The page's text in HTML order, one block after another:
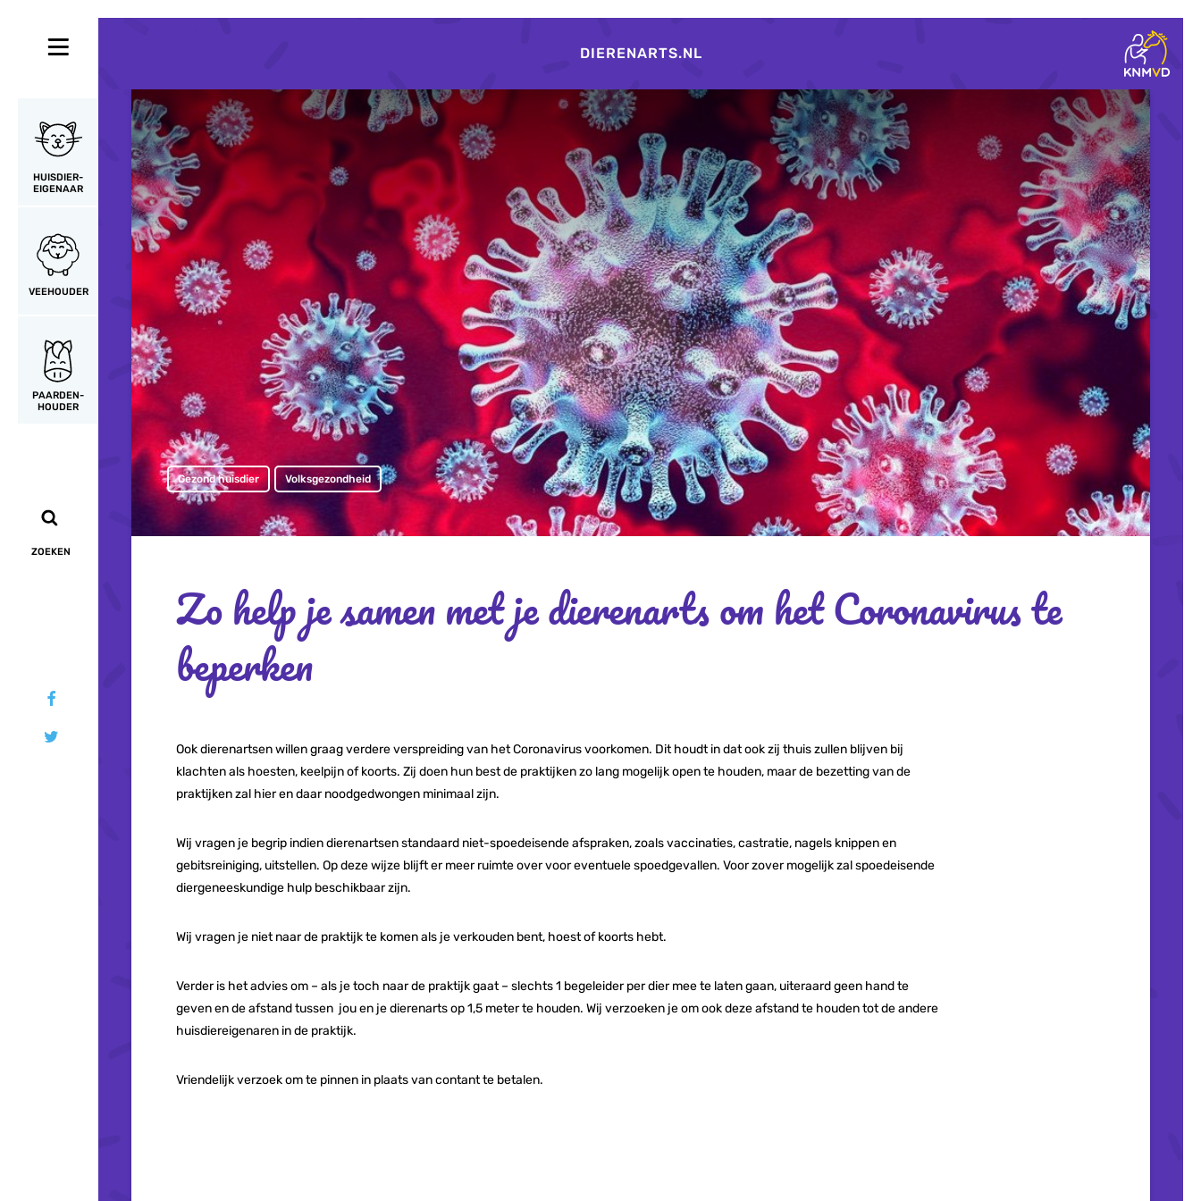
HUISDIER-
EIGENAAR
VEEHOUDER
PAARDEN-
HOUDER
ZOEKEN
DIERENARTS.NL
Gezond huisdier Volksgezondheid
Zo help je samen met je dierenarts om het Coronavirus te
beperken
Ook dierenartsen willen graag verdere verspreiding van het Coronavirus voorkomen. Dit houdt in dat ook zij thuis zullen blijven bij
klachten als hoesten, keelpijn of koorts. Zij doen hun best de praktijken zo lang mogelijk open te houden, maar de bezetting van de
praktijken zal hier en daar noodgedwongen minimaal zijn.
Wij vragen je begrip indien dierenartsen standaard niet-spoedeisende afspraken, zoals vaccinaties, castratie, nagels knippen en
gebitsreiniging, uitstellen. Op deze wijze blijft er meer ruimte over voor eventuele spoedgevallen. Voor zover mogelijk zal spoedeisende
diergeneeskundige hulp beschikbaar zijn.
Wij vragen je niet naar de praktijk te komen als je verkouden bent, hoest of koorts hebt.
Verder is het advies om – als je toch naar de praktijk gaat – slechts 1 begeleider per dier mee te laten gaan, uiteraard geen hand te
geven en de afstand tussen jou en je dierenarts op 1,5 meter te houden. Wij verzoeken je om ook deze afstand te houden tot de andere
huisdiereigenaren in de praktijk.
Vriendelijk verzoek om te pinnen in plaats van contant te betalen.